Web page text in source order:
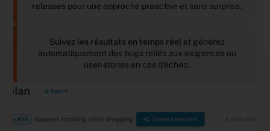
releases pour une approche proactive et sans surprise.
Suivez les résultats en temps réel et générez
automatiquement des bugs reliés aux exigences ou
user-stories en cas d’échec.